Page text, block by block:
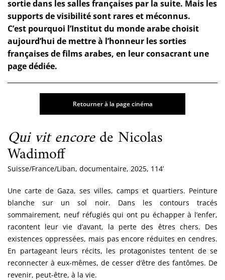
sortie dans les salles françaises par la suite. Mais les
supports de visibilité sont rares et méconnus.
C’est pourquoi l’Institut du monde arabe choisit
aujourd’hui de mettre à l’honneur les sorties
françaises de films arabes, en leur consacrant une
page dédiée.
Retourner à la page cinéma
Qui vit encorede Nicolas
Wadimoff
Suisse/France/Liban, documentaire, 2025, 114’
Une carte de Gaza, ses villes, camps et quartiers. Peinture
blanche sur un sol noir. Dans les contours tracés
sommairement, neuf réfugiés qui ont pu échapper à l’enfer,
racontent leur vie d’avant, la perte des êtres chers. Des
existences oppressées, mais pas encore réduites en cendres.
En partageant leurs récits, les protagonistes tentent de se
reconnecter à eux-mêmes, de cesser d’être des fantômes. De
revenir, peut-être, à la vie.